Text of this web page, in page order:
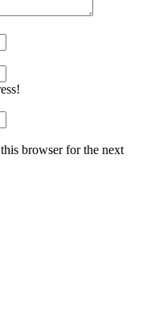
browser for the next